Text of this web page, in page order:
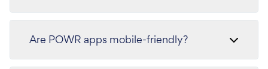
Are POWR apps mobile-friendly?